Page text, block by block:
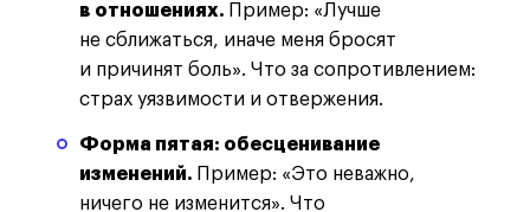
в отношениях. Пример: «Лучше
не сближаться, иначе меня бросят
и причинят боль». Что за сопротивлением:
страх уязвимости и отвержения.
Форма пятая: обесценивание
изменений. Пример: «Это неважно,
ничего не изменится». Что